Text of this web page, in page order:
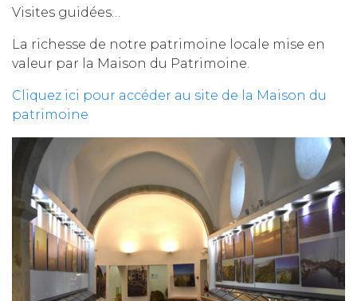
Visites guidées…
La richesse de notre patrimoine locale mise en
valeur par la Maison du Patrimoine.
Cliquez ici pour accéder au site de la Maison du
patrimoine